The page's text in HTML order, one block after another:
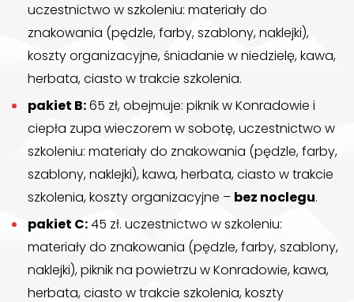
uczestnictwo w szkoleniu: materiały do
znakowania (pędzle, farby, szablony, naklejki),
koszty organizacyjne, śniadanie w niedzielę, kawa,
herbata, ciasto w trakcie szkolenia.
pakiet B:65 zł, obejmuje: piknik w Konradowie i
ciepła zupa wieczorem w sobotę, uczestnictwo w
szkoleniu: materiały do znakowania (pędzle, farby,
szablony, naklejki), kawa, herbata, ciasto w trakcie
szkolenia, koszty organizacyjne – bez noclegu.
pakiet C:45 zł. uczestnictwo w szkoleniu:
materiały do znakowania (pędzle, farby, szablony,
naklejki), piknik na powietrzu w Konradowie, kawa,
herbata, ciasto w trakcie szkolenia, koszty